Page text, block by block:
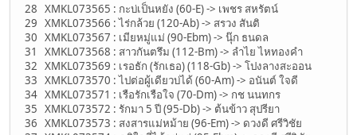
28 XMKL073565 : กะบ่เป็นหยัง (60-E) -> เพชร สหรัตน์
29 XMKL073566 : ไร่กล้วย (120-Ab) -> สรวง สันติ
30 XMKL073567 : เมียหมู่แม่ (90-Ebm) -> นุ๊ก ธนดล
31 XMKL073568 : สาวกันตรึม (112-Bm) -> ลำไย ไหทองคำ
32 XMKL073569 : เรอธัก (รักเธอ) (118-Gb) -> โปงลางสะออน
33 XMKL073570 : ไปต่อผู้เดียวบ่ได้ (60-Am) -> อนันต์ ใจดี
34 XMKL073571 : เรือรักเรือใจ (70-Dm) -> กช นนทกร
35 XMKL073572 : รักมา 5 ปี (95-Db) -> ต้นข้าว สุปรียา
36 XMKL073573 : สงสารแม่หม้าย (96-Em) -> ดวงดี ศรีวิชัย